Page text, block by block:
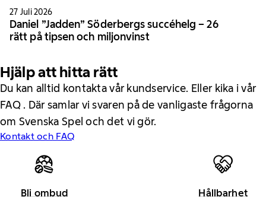
27 Juli 2026
Daniel ”Jadden” Söderbergs succéhelg – 26
rätt på tipsen och miljonvinst
Hjälp att hitta rätt
Du kan alltid kontakta vår kundservice. Eller kika i vår
FAQ . Där samlar vi svaren på de vanligaste frågorna
om Svenska Spel och det vi gör.
Kontakt och FAQ
Bli ombud Hållbarhet